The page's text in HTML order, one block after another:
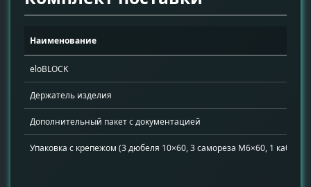
Наименование
eloBLOCK
Держатель изделия
Дополнительный пакет с документацией
Упаковка с крепежом (3 дюбеля 10×60, 3 самореза М6×60, 1